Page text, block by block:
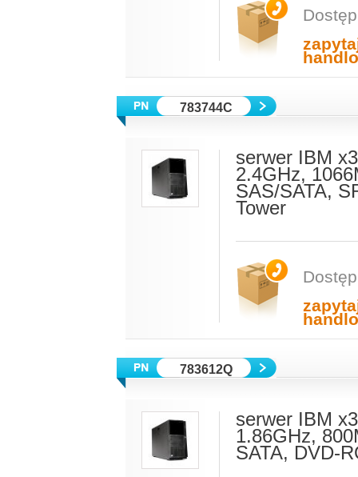
783744C
serwer IBM
2.4GHz,
SAS/SATA,
Tower
783612Q
serwer IBM
1.86GHz,
SATA, DVD-